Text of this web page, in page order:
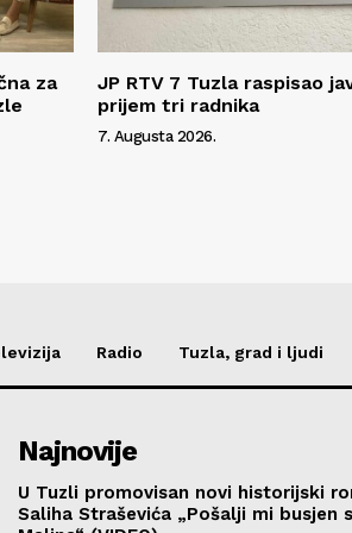
za
JP RTV 7 Tuzla raspisao
prijem tri radnika
7. Augusta 2026.
Radio Tuzla, grad i ljudi
Najnovije
U Tuzli promovisan novi historijski
Saliha Straševića „Pošalji mi busjen